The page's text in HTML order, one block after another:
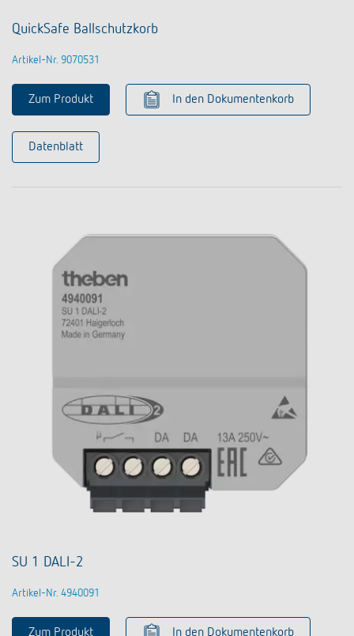
QuickSafe Ballschutzkorb
Artikel-Nr. 9070531
Zum Produkt In den Dokumentenkorb
Datenblatt
SU 1 DALI-2
Artikel-Nr. 4940091
Zum Produkt In den Dokumentenkorb